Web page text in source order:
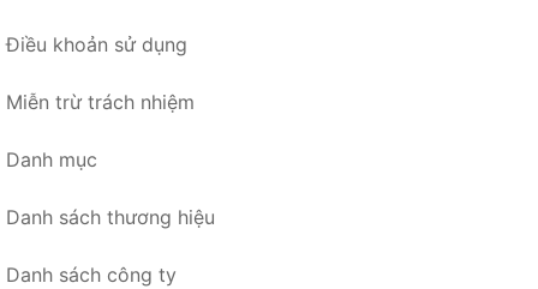
Điều khoản sử dụng
Miễn trừ trách nhiệm
Danh mục
Danh sách thương hiệu
Danh sách công ty